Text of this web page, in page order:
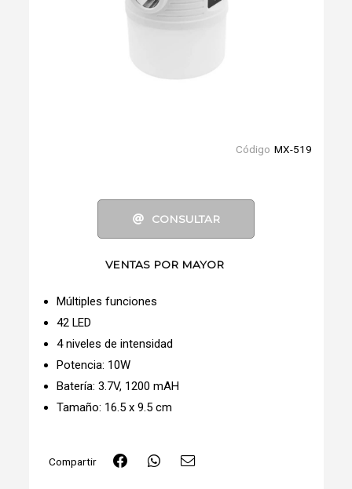
Código MX-519
CONSULTAR
VENTAS POR MAYOR
Múltiples funciones
42 LED
4 niveles de intensidad
Potencia: 10W
Batería: 3.7V, 1200 mAH
Tamaño: 16.5 x 9.5 cm
Compartir